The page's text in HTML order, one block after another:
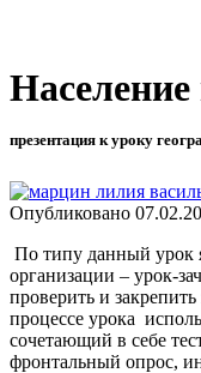
презентация к уроку
Опубликовано
По типу данный урок
организации – урок-
проверить и
процессе урока
сочетающий в себе
фронтальный опрос,